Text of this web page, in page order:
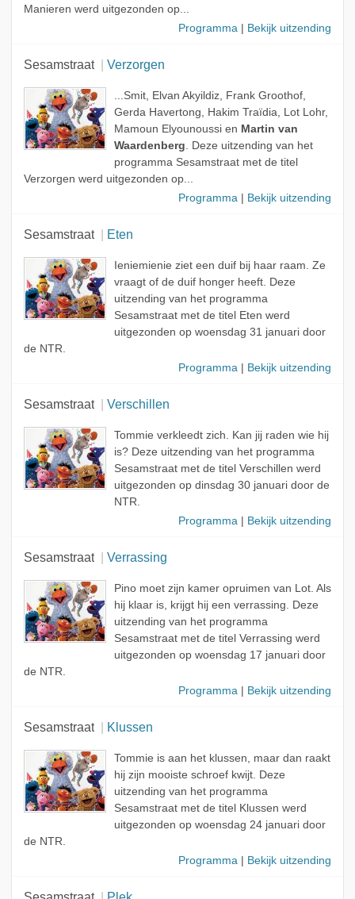
Manieren werd uitgezonden op...
Programma
Bekijk uitzending
Sesamstraat Verzorgen
...Smit, Elvan Akyildiz, Frank Groothof,
Gerda Havertong, Hakim Traïdia, Lot Lohr,
Mamoun Elyounoussi en Martin van
Waardenberg. Deze uitzending van het
programma Sesamstraat met de titel
Verzorgen werd uitgezonden op...
Programma
Bekijk uitzending
Sesamstraat Eten
Ieniemienie ziet een duif bij haar raam. Ze
vraagt of de duif honger heeft. Deze
uitzending van het programma
Sesamstraat met de titel Eten werd
uitgezonden op woensdag 31 januari door
de NTR.
Programma
Bekijk uitzending
Sesamstraat Verschillen
Tommie verkleedt zich. Kan jij raden wie hij
is? Deze uitzending van het programma
Sesamstraat met de titel Verschillen werd
uitgezonden op dinsdag 30 januari door de
NTR.
Programma
Bekijk uitzending
Sesamstraat Verrassing
Pino moet zijn kamer opruimen van Lot. Als
hij klaar is, krijgt hij een verrassing. Deze
uitzending van het programma
Sesamstraat met de titel Verrassing werd
uitgezonden op woensdag 17 januari door
de NTR.
Programma
Bekijk uitzending
Sesamstraat Klussen
Tommie is aan het klussen, maar dan raakt
hij zijn mooiste schroef kwijt. Deze
uitzending van het programma
Sesamstraat met de titel Klussen werd
uitgezonden op woensdag 24 januari door
de NTR.
Programma
Bekijk uitzending